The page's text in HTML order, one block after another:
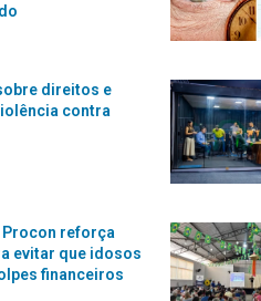
direitos e
contra
Procon reforça
evitar que idosos
financeiros